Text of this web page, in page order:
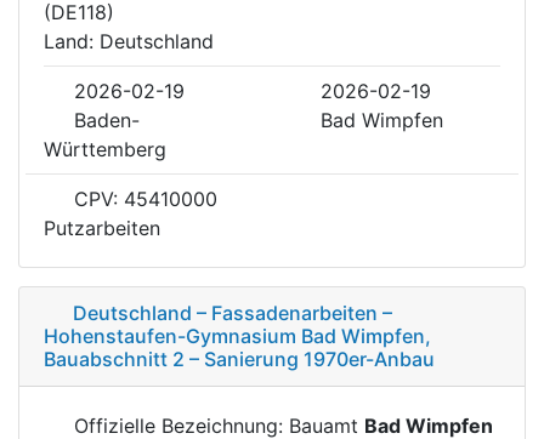
(DE118)
Land: Deutschland
2026-02-19
2026-02-19
Baden-
Württemberg
Bad Wimpfen
CPV: 45410000
Putzarbeiten
Deutschland – Fassadenarbeiten –
Hohenstaufen-Gymnasium Bad Wimpfen,
Bauabschnitt 2 – Sanierung 1970er-Anbau
Offizielle Bezeichnung: Bauamt Bad Wimpfen